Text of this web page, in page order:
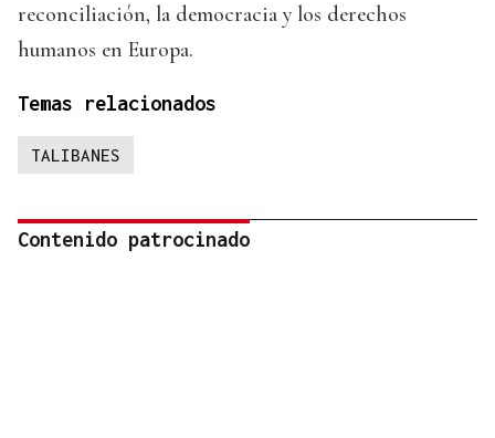
reconciliación, la democracia y los derechos
humanos en Europa.
Temas relacionados
TALIBANES
Contenido patrocinado